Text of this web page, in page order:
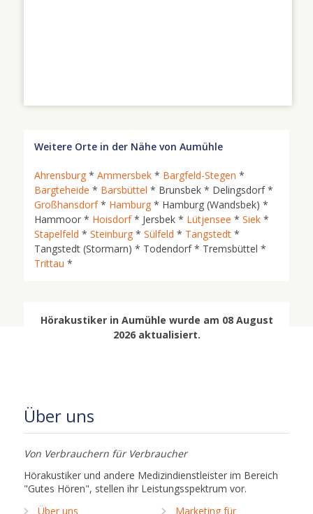
Weitere Orte in der Nähe von Aumühle
Ahrensburg * Ammersbek * Bargfeld-Stegen *
Bargteheide * Barsbüttel * Brunsbek * Delingsdorf *
Großhansdorf* Hamburg * Hamburg (Wandsbek) *
Hammoor * Hoisdorf* Jersbek * Lütjensee * Siek *
Stapelfeld * Steinburg * Sülfeld * Tangstedt *
Tangstedt (Stormarn) * Todendorf * Tremsbüttel *
Trittau *
Hörakustiker in Aumühle wurde am 08 August
2026 aktualisiert.
Über uns
Von Verbrauchern für Verbraucher
Hörakustiker und andere Medizindienstleister im Bereich
"Gutes Hören", stellen ihr Leistungsspektrum vor.
Über uns
Marketing für